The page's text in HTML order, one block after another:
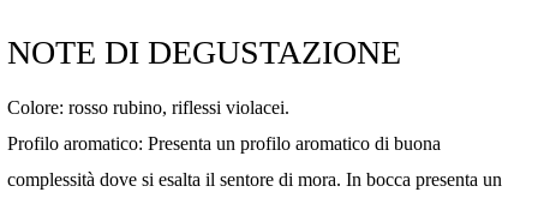
NOTE DI DEGUSTAZIONE
Colore: rosso rubino, riflessi violacei.
Profilo aromatico: Presenta un profilo aromatico di buona
complessità dove si esalta il sentore di mora. In bocca presenta un